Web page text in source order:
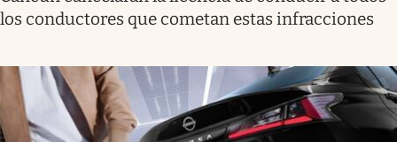
los conductores que cometan estas infracciones